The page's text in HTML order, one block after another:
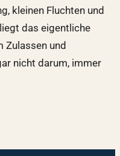
kleinen Fluchten und
das eigentliche
Zulassen und
nicht darum, immer